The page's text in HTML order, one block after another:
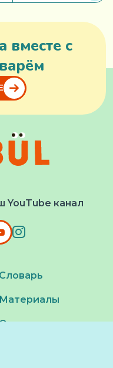
вместе с
YouTube канал
Словарь
Материалы
нас